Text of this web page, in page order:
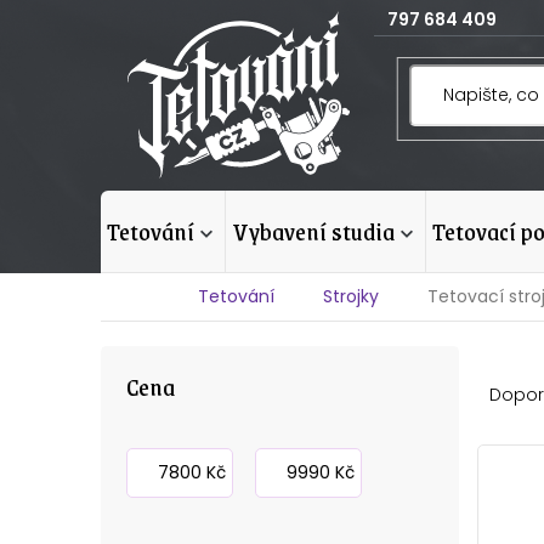
797 684 409
tetování vybavení studia tetovací
DomůTetování Strojky Tetovací
Cena
7800 Kč 9990 Kč
a
z
V